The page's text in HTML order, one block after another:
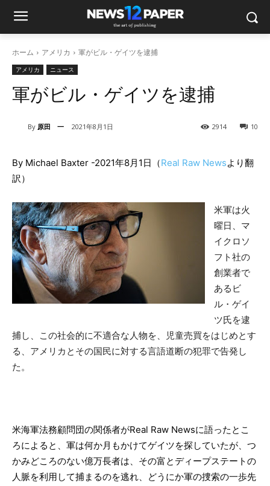
ホーム アメリカ 軍がビル・ゲイツを逮捕
アメリカ ニュース
軍がビル・ゲイツを逮捕
By 原田 一 2021年8月1日 10
2914
By Michael Baxter -2021年8月1日（Real Raw Newsより翻
訳）
米軍は火
曜日、マ
イクロソ
フト社の
創業者で
あるビ
ル・ゲイ
ツ氏を逮
捕し、この社会的に不適合な人物を、児童売買をはじめとす
る、アメリカとその国民に対する言語道断の犯罪で告発し
た。
米海軍法務顧問団の関係者がReal Raw Newsに語ったとこ
ろによると、軍は何か月もかけてゲイツを探していたが、つ
かみどころのない億万長者は、その富とディープステートの
人脈を利用して捕まるのを逃れ、どうにか軍の捜索の一歩先